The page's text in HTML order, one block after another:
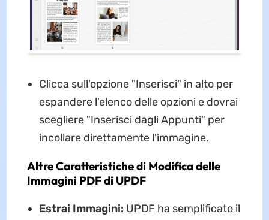
Clicca sull'opzione "Inserisci" in alto per
espandere l'elenco delle opzioni e dovrai
scegliere "Inserisci dagli Appunti" per
incollare direttamente l'immagine.
Altre Caratteristiche di Modifica delle
Immagini PDF di UPDF
Estrai Immagini: UPDF ha semplificato il